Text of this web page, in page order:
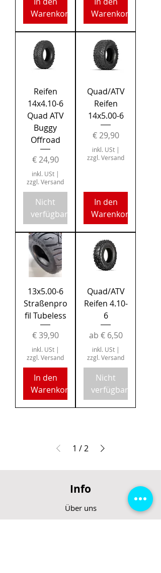
Warenkorb
Warenkorb
Reifen
14x4.10-6
Quad ATV
Buggy
Offroad
Preis
€ 24,90
inkl. USt|
zzgl. Versand
Nicht
verfügbar
Quad/ATV
Reifen
14x5.00-6
Preis
€ 29,90
inkl. USt|
zzgl. Versand
In den
Warenkorb
13x5.00-6
Straßenpro
fil Tubeless
Preis
€ 39,90
inkl. USt|
zzgl. Versand
In den
Warenkorb
Quad/ATV
Reifen 4.10-
6
ab € 6,50
Sale-Preis
inkl. USt|
zzgl. Versand
Nicht
verfügbar
1 /2
Info
Über uns